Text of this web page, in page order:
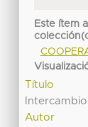
Este ítem
Título
Autor